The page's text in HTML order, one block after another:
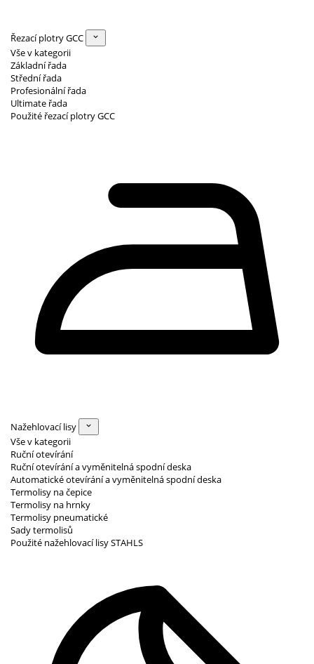
Řezací plotry GCC
Vše v kategorii
Základní řada
Střední řada
Profesionální řada
Ultimate řada
Použité řezací plotry GCC
Nažehlovací lisy
Vše v kategorii
Ruční otevírání
Ruční otevírání a vyměnitelná spodní deska
Automatické otevírání a vyměnitelná spodní deska
Termolisy na čepice
Termolisy na hrnky
Termolisy pneumatické
Sady termolisů
Použité nažehlovací lisy STAHLS